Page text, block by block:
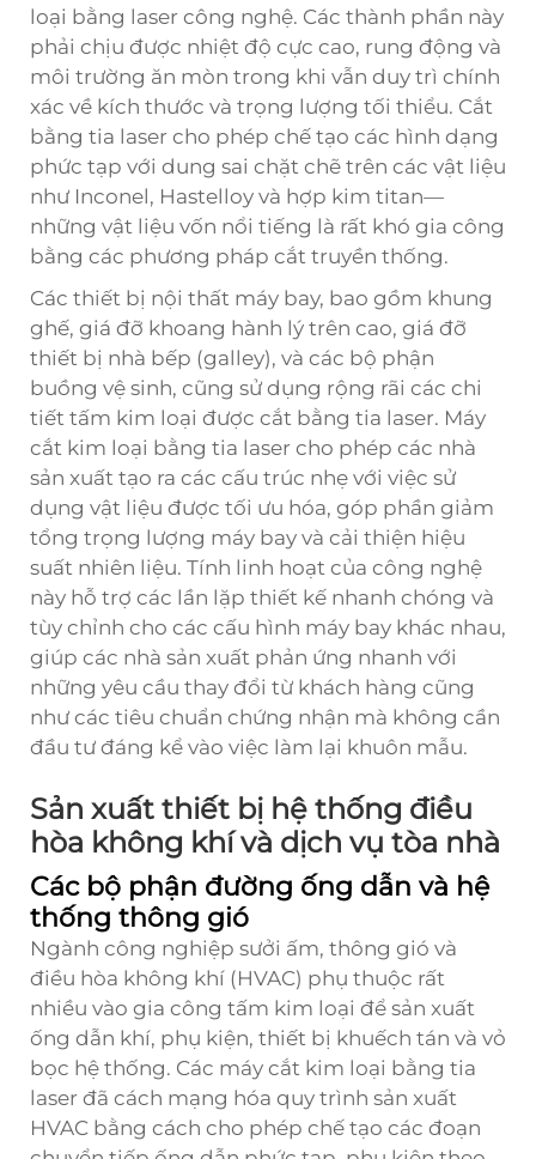
loại bằng laser công nghệ. Các thành phần này
phải chịu được nhiệt độ cực cao, rung động và
môi trường ăn mòn trong khi vẫn duy trì chính
xác về kích thước và trọng lượng tối thiểu. Cắt
bằng tia laser cho phép chế tạo các hình dạng
phức tạp với dung sai chặt chẽ trên các vật liệu
như Inconel, Hastelloy và hợp kim titan—
những vật liệu vốn nổi tiếng là rất khó gia công
bằng các phương pháp cắt truyền thống.
Các thiết bị nội thất máy bay, bao gồm khung
ghế, giá đỡ khoang hành lý trên cao, giá đỡ
thiết bị nhà bếp (galley), và các bộ phận
buồng vệ sinh, cũng sử dụng rộng rãi các chi
tiết tấm kim loại được cắt bằng tia laser. Máy
cắt kim loại bằng tia laser cho phép các nhà
sản xuất tạo ra các cấu trúc nhẹ với việc sử
dụng vật liệu được tối ưu hóa, góp phần giảm
tổng trọng lượng máy bay và cải thiện hiệu
suất nhiên liệu. Tính linh hoạt của công nghệ
này hỗ trợ các lần lặp thiết kế nhanh chóng và
tùy chỉnh cho các cấu hình máy bay khác nhau,
giúp các nhà sản xuất phản ứng nhanh với
những yêu cầu thay đổi từ khách hàng cũng
như các tiêu chuẩn chứng nhận mà không cần
đầu tư đáng kể vào việc làm lại khuôn mẫu.
Sản xuất thiết bị hệ thống điều
hòa không khí và dịch vụ tòa nhà
Các bộ phận đường ống dẫn và hệ
thống thông gió
Ngành công nghiệp sưởi ấm, thông gió và
điều hòa không khí (HVAC) phụ thuộc rất
nhiều vào gia công tấm kim loại để sản xuất
ống dẫn khí, phụ kiện, thiết bị khuếch tán và vỏ
bọc hệ thống. Các máy cắt kim loại bằng tia
laser đã cách mạng hóa quy trình sản xuất
HVAC bằng cách cho phép chế tạo các đoạn